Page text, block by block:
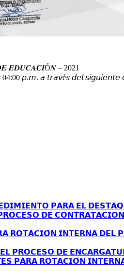
– 2021
𝘱.𝘮. 𝘢 𝘵𝘳𝘢𝘷é𝘴 𝘥𝘦𝘭 𝘴𝘪𝘨𝘶𝘪𝘦𝘯𝘵𝘦
𝗣𝗔𝗥𝗔 𝗘𝗟
𝗗𝗘
𝗥𝗢𝗧𝗔𝗖𝗜𝗢́𝗡 𝗜𝗡𝗧𝗘𝗥𝗡𝗔
𝗣𝗥𝗢𝗖𝗘𝗦𝗢 𝗗𝗘
𝗣𝗔𝗥𝗔 𝗥𝗢𝗧𝗔𝗖𝗜𝗢́𝗡